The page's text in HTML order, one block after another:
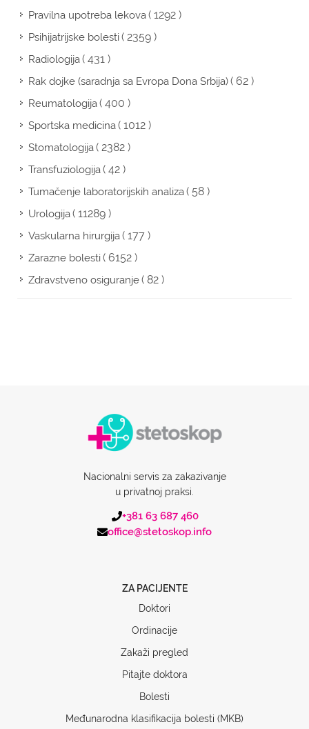
Pravilna upotreba lekova( 1292 )
Psihijatrijske bolesti( 2359 )
Radiologija( 431 )
Rak dojke (saradnja sa Evropa Dona Srbija)( 62 )
Reumatologija( 400 )
Sportska medicina( 1012 )
Stomatologija( 2382 )
Transfuziologija( 42 )
Tumačenje laboratorijskih analiza( 58 )
Urologija( 11289 )
Vaskularna hirurgija( 177 )
Zarazne bolesti( 6152 )
Zdravstveno osiguranje( 82 )
Nacionalni servis za zakazivanje
u privatnoj praksi.
+381 63 687 460
office@stetoskop.info
ZA PACIJENTE
Doktori
Ordinacije
Zakaži pregled
Pitajte doktora
Bolesti
Međunarodna klasifikacija bolesti (MKB)